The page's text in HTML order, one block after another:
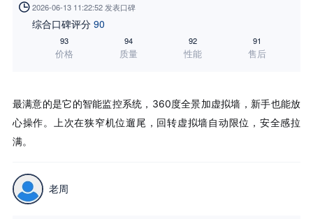
 2026-06-13 11:22:52 发表口碑
综合口碑评分 90
93
价格
94
质量
92
性能
91
售后
最满意的是它的智能监控系统，360度全景加虚拟墙，新手也能放
心操作。上次在狭窄机位遛尾，回转虚拟墙自动限位，安全感拉
满。
老周